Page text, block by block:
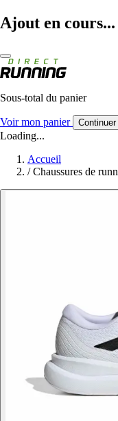
Ajout en cours...
Sous-total du panier
Voir mon panier
Loading...
Accueil
/ Chaussures de